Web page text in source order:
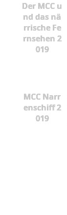
Der MCC u
nd das nä
rrische Fe
rnsehen 2
019
MCC Narr
enschiff 2
019